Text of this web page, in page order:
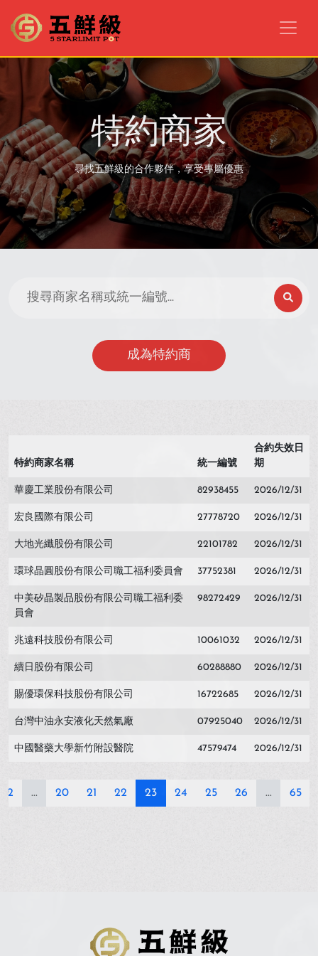
特約商家
尋找五鮮級的合作夥伴，享受專屬優惠
成為特約商
特約商家名稱 統一編號
合約失效日
期
華慶工業股份有限公司 82938455 2026/12/31
宏良國際有限公司 27778720 2026/12/31
大地光纖股份有限公司 22101782 2026/12/31
環球晶圓股份有限公司職工福利委員會 37752381 2026/12/31
中美矽晶製品股份有限公司職工福利委
員會
98272429 2026/12/31
兆遠科技股份有限公司 10061032 2026/12/31
續日股份有限公司 60288880 2026/12/31
賜優環保科技股份有限公司 16722685 2026/12/31
台灣中油永安液化天然氣廠 07925040 2026/12/31
中國醫藥大學新竹附設醫院 47579474 2026/12/31
2 ... 20 21 22 23 24 25 26 ... 65